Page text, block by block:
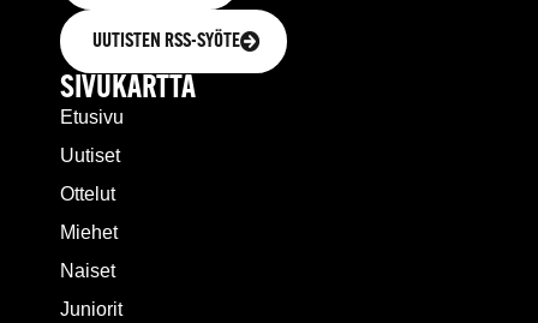
UUTISTEN RSS-SYÖTE
SIVUKARTTA
Etusivu
Uutiset
Ottelut
Miehet
Naiset
Juniorit